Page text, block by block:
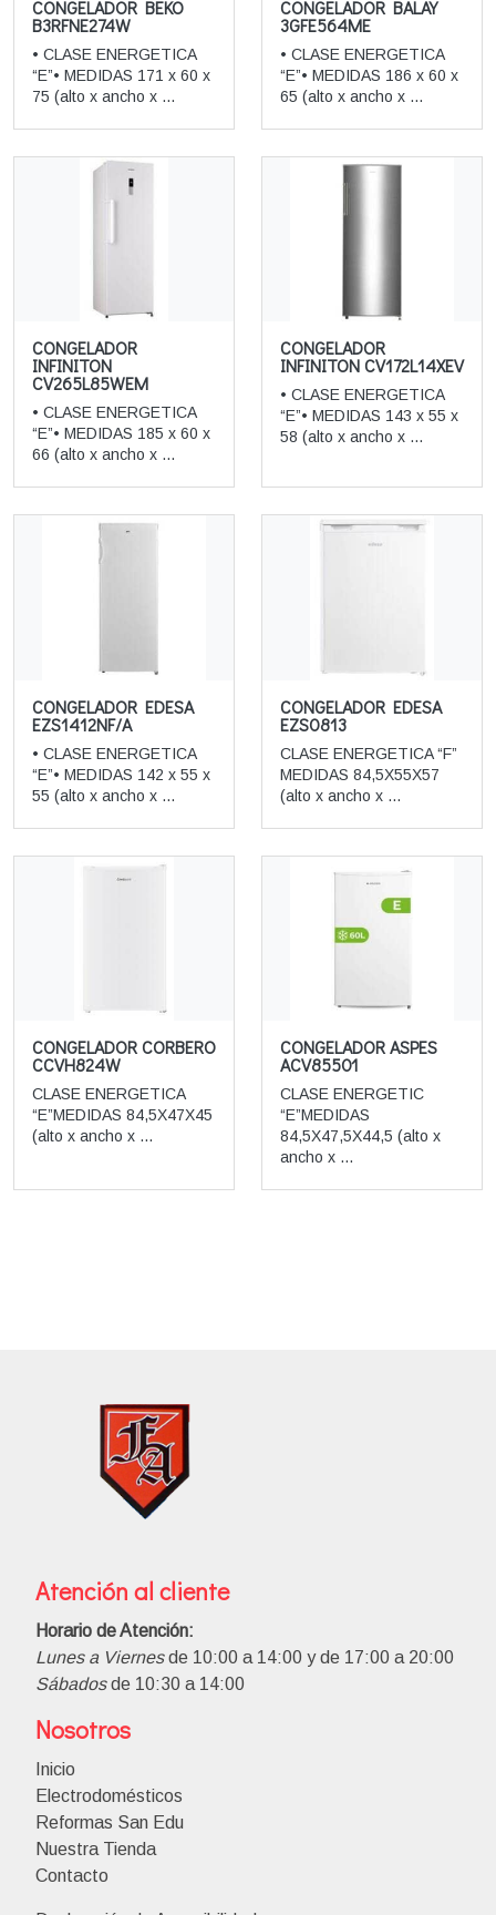
CONGELADOR BEKO
B3RFNE274W
• CLASE ENERGETICA
“E”• MEDIDAS 171 x 60 x
75 (alto x ancho x ...
CONGELADOR BALAY
3GFE564ME
• CLASE ENERGETICA
“E”• MEDIDAS 186 x 60 x
65 (alto x ancho x ...
CONGELADOR
INFINITON
CV265L85WEM
• CLASE ENERGETICA
“E”• MEDIDAS 185 x 60 x
66 (alto x ancho x ...
CONGELADOR
INFINITON CV172L14XEV
• CLASE ENERGETICA
“E”• MEDIDAS 143 x 55 x
58 (alto x ancho x ...
CONGELADOR EDESA
EZS1412NF/A
• CLASE ENERGETICA
“E”• MEDIDAS 142 x 55 x
55 (alto x ancho x ...
CONGELADOR EDESA
EZS0813
CLASE ENERGETICA “F”
MEDIDAS 84,5X55X57
(alto x ancho x ...
CONGELADOR CORBERO
CCVH824W
CLASE ENERGETICA
“E”MEDIDAS 84,5X47X45
(alto x ancho x ...
CONGELADOR ASPES
ACV85501
CLASE ENERGETIC
“E”MEDIDAS
84,5X47,5X44,5 (alto x
ancho x ...
Atención al cliente
Horario de Atención:
Lunes a Viernesde 10:00 a 14:00 y de 17:00 a 20:00
Sábadosde 10:30 a 14:00
Nosotros
Inicio
Electrodomésticos
Reformas San Edu
Nuestra Tienda
Contacto